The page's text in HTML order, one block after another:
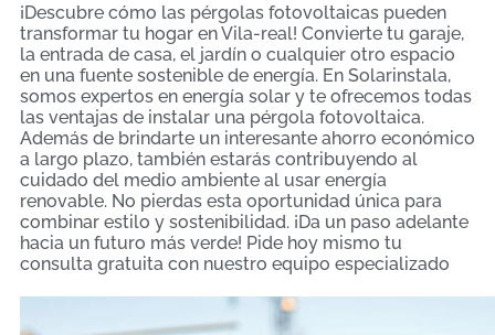
¡Descubre cómo las pérgolas fotovoltaicas pueden
transformar tu hogar en Vila-real! Convierte tu garaje,
la entrada de casa, el jardín o cualquier otro espacio
en una fuente sostenible de energía. En Solarinstala,
somos expertos en energía solar y te ofrecemos todas
las ventajas de instalar una pérgola fotovoltaica.
Además de brindarte un interesante ahorro económico
a largo plazo, también estarás contribuyendo al
cuidado del medio ambiente al usar energía
renovable. No pierdas esta oportunidad única para
combinar estilo y sostenibilidad. ¡Da un paso adelante
hacia un futuro más verde! Pide hoy mismo tu
consulta gratuita con nuestro equipo especializado